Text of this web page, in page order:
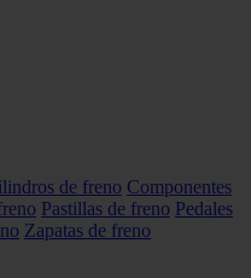
de freno Componentes
Pastillas de freno Pedales
Zapatas de freno